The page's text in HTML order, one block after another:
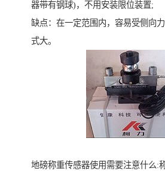
器带有钢球)，不用安装限位装置;
缺点：在一定范围内，容易受侧向
式大。
地磅称重传感器使用需要注意什么: